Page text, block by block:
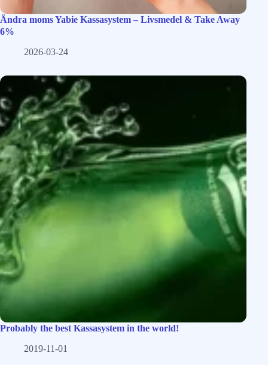
Ändra moms Yabie Kassasystem – Livsmedel & Take Away
6%
2026-03-24
Probably the best Kassasystem in the world!
2019-11-01